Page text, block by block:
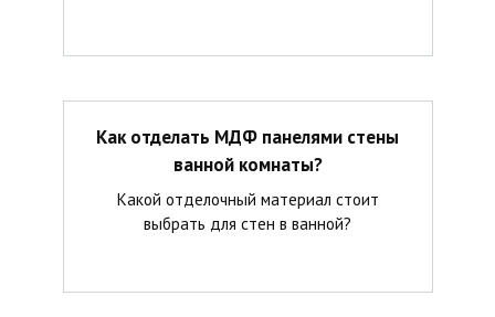
Как отделать МДФ панелями стены
ванной комнаты?
Какой отделочный материал стоит
выбрать для стен в ванной?